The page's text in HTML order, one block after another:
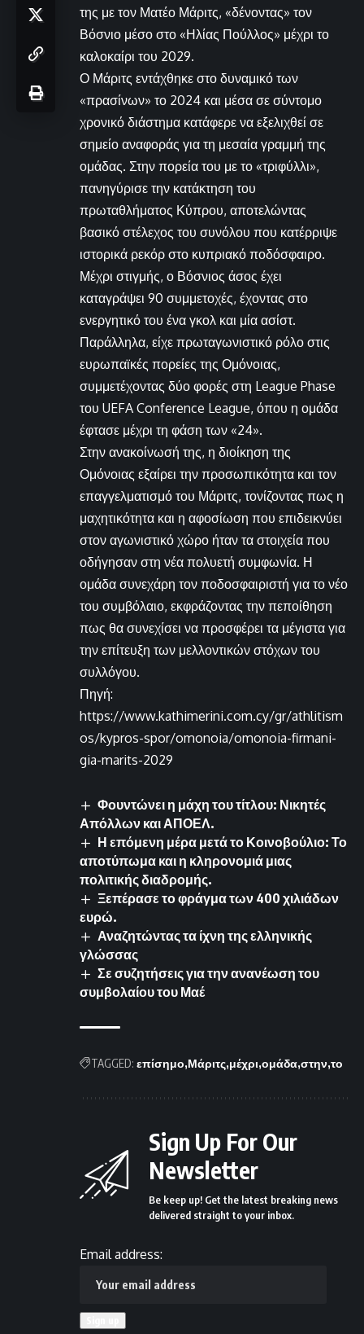
της με τον Ματέο Μάριτς, «δένοντας» τον
Βόσνιο μέσο στο «Ηλίας Πούλλος» μέχρι το
καλοκαίρι του 2029.
Ο Μάριτς εντάχθηκε στο δυναμικό των
«πρασίνων» το 2024 και μέσα σε σύντομο
χρονικό διάστημα κατάφερε να εξελιχθεί σε
σημείο αναφοράς για τη μεσαία γραμμή της
ομάδας. Στην πορεία του με το «τριφύλλι»,
πανηγύρισε την κατάκτηση του
πρωταθλήματος Κύπρου, αποτελώντας
βασικό στέλεχος του συνόλου που κατέρριψε
ιστορικά ρεκόρ στο κυπριακό ποδόσφαιρο.
Μέχρι στιγμής, ο Βόσνιος άσος έχει
καταγράψει 90 συμμετοχές, έχοντας στο
ενεργητικό του ένα γκολ και μία ασίστ.
Παράλληλα, είχε πρωταγωνιστικό ρόλο στις
ευρωπαϊκές πορείες της Ομόνοιας,
συμμετέχοντας δύο φορές στη League Phase
του UEFA Conference League, όπου η ομάδα
έφτασε μέχρι τη φάση των «24».
Στην ανακοίνωσή της, η διοίκηση της
Ομόνοιας εξαίρει την προσωπικότητα και τον
επαγγελματισμό του Μάριτς, τονίζοντας πως η
μαχητικότητα και η αφοσίωση που επιδεικνύει
στον αγωνιστικό χώρο ήταν τα στοιχεία που
οδήγησαν στη νέα πολυετή συμφωνία. Η
ομάδα συνεχάρη τον ποδοσφαιριστή για το νέο
του συμβόλαιο, εκφράζοντας την πεποίθηση
πως θα συνεχίσει να προσφέρει τα μέγιστα για
την επίτευξη των μελλοντικών στόχων του
συλλόγου.
Πηγή:
https://www.kathimerini.com.cy/gr/athlitism
os/kypros-spor/omonoia/omonoia-firmani-
gia-marits-2029
Φουντώνει η μάχη του τίτλου: Νικητές
Απόλλων και ΑΠΟΕΛ.
Η επόμενη μέρα μετά το Κοινοβούλιο: Το
αποτύπωμα και η κληρονομιά μιας
πολιτικής διαδρομής.
Ξεπέρασε το φράγμα των 400 χιλιάδων
ευρώ.
Αναζητώντας τα ίχνη της ελληνικής
γλώσσας
Σε συζητήσεις για την ανανέωση του
συμβολαίου του Μαέ
TAGGED: επίσημο Μάριτς μέχρι ομάδα στην το
Sign Up For Our
Newsletter
Be keep up! Get the latest breaking news
delivered straight to your inbox.
Email address: